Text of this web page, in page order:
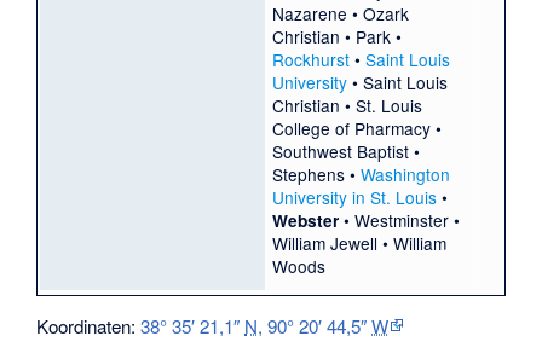
Nazarene • Ozark
Christian • Park•
Rockhurst• Saint Louis
University• Saint Louis
Christian • St. Louis
College of Pharmacy•
Southwest Baptist•
Stephens• Washington
University in St. Louis•
Webster• Westminster•
William Jewell • William
Woods
Koordinaten:38° 35′ 21,1″ N,90° 20′ 44,5″W